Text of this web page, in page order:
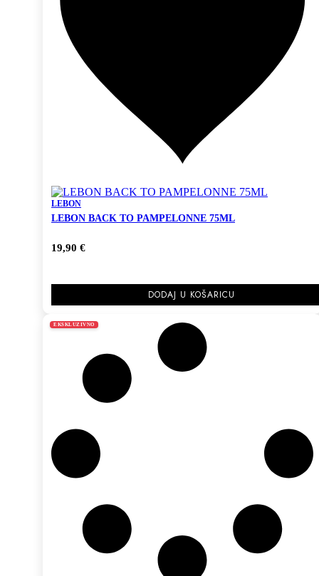
LEBON
LEBON BACK TO PAMPELONNE 75ML
19,90 €
DODAJ U KOŠARICU
EKSKLUZIVNO